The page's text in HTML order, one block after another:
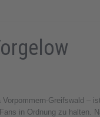
Greifswald –
in Ordnung zu halten.